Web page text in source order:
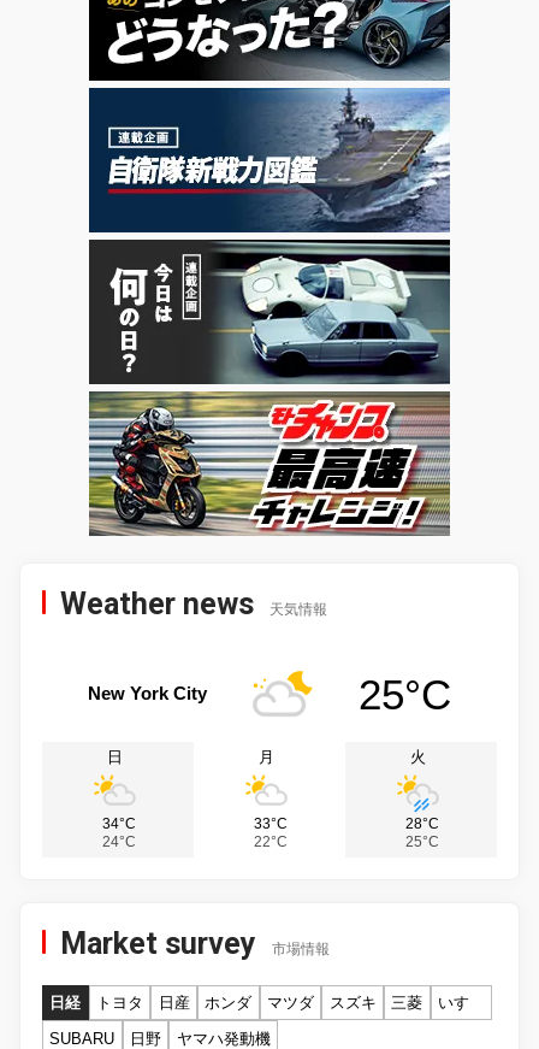
Weather news 天気情報
New York City 25°C
日
34°C
24°C
月
33°C
22°C
火
28°C
25°C
Market survey 市場情報
日経 トヨタ 日産 ホンダ マツダ スズキ 三菱
いすゞ
SUBARU
日野 ヤマハ発動機